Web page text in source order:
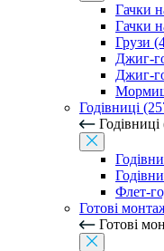
Гачки
Гачки
Грузи
Джиг-
Джиг-
Годівниці
Флет-
Готові
Готові